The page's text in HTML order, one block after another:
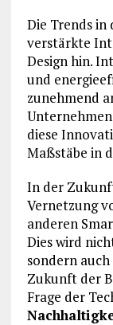
Die Trends in
verstärkte
Design hin.
und
zunehmend
diese
Maßstäbe in
In der
Vernetzung
anderen
Dies wird
sondern
Zukunft der
Frage der